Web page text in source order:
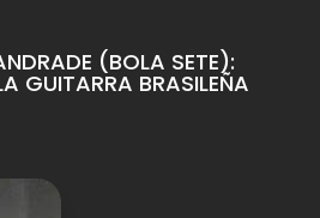
(BOLA SETE):
GUITARRA BRASILEÑA